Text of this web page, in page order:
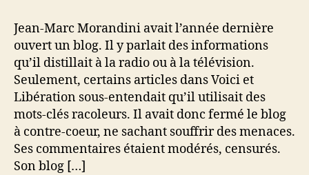
scoops…
Jean-Marc Morandini avait l’année dernière
ouvert un blog. Il y parlait des informations
qu’il distillait à la radio ou à la télévision.
Seulement, certains articles dans Voici et
Libération sous-entendait qu’il utilisait des
mots-clés racoleurs. Il avait donc fermé le blog
à contre-coeur, ne sachant souffrir des menaces.
Ses commentaires étaient modérés, censurés.
Son blog […]